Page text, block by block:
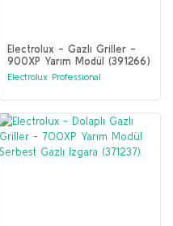
Electrolux - Gazlı Griller -
900XP Yarım Modül (391266)
Electrolux Professional